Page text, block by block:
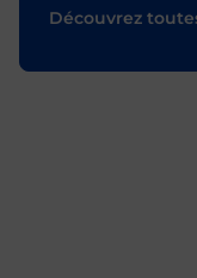
Découvrez